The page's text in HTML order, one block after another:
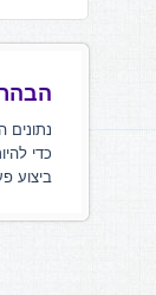
נתונים
כדי
ביצוע